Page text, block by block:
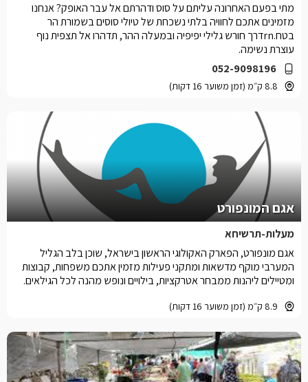
052-9098196
8.8 ק״מ (זמן משוער 16 דקות)
מתי בפעם האחרונה עליתם על סוס ודהרתם אל עבר האופק? אנחנו
מזמינים אתכם לחוויה בלתי נשכחת של טיולי סוסים בשמורת הר
בטח.rnדרך חורש גלילי יפיפיה ובמעלה ההר, תדהרו אל תצפית נוף
עוצרת נשימה.
אגם המונפורט
מעלות-תרשיחא
8.9 ק״מ (זמן משוער 16 דקות)
אגם מונפורט, הפארק האקולוגי הראשון בישראל, שוכן בלב הגליל
המערבי מוקף מדשאות ומתקני פעילות מזמין אתכם משפחות, קבוצות
ומטיילים ליהנות ממבחר אטרקציות, בילויים ונופש מהנה לכל הגילאים.